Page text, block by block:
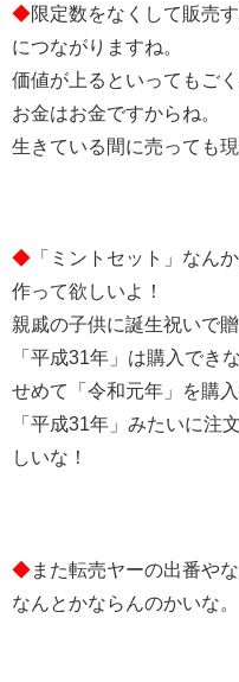
◆限定数をなくして販売
につながりますね。
価値が上るといってもごく
お金はお金ですからね。
生きている間に売っても
◆ 「ミントセット」なん
作って欲しいよ！
親戚の子供に誕生祝いで
「平成31年」は購入でき
せめて「令和元年」を購
「平成31年」みたいに注
しいな！
◆また転売ヤーの出番やな
なんとかならんのかいな。